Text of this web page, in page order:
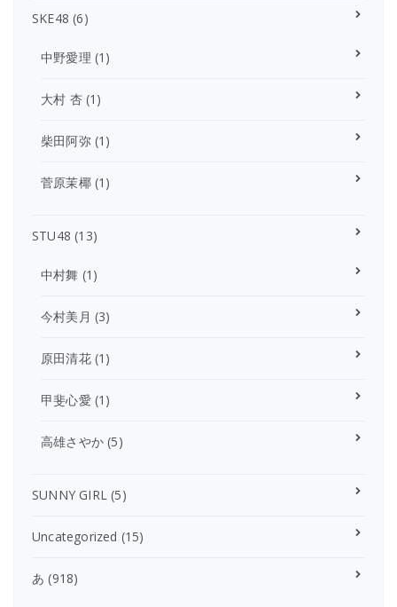
SKE48 (6)
中野愛理 (1)
大村 杏(1)
柴田阿弥(1)
菅原茉椰(1)
STU48 (13)
中村舞 (1)
今村美月 (3)
原田清花(1)
甲斐心愛 (1)
高雄さやか (5)
SUNNY GIRL (5)
Uncategorized (15)
あ (918)